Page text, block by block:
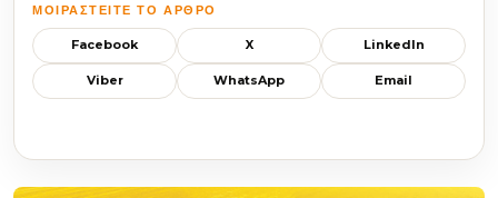
ΜΟΙΡΑΣΤΕΊΤΕ ΤΟ ΆΡΘΡΟ
Facebook X LinkedIn
Viber WhatsApp Email